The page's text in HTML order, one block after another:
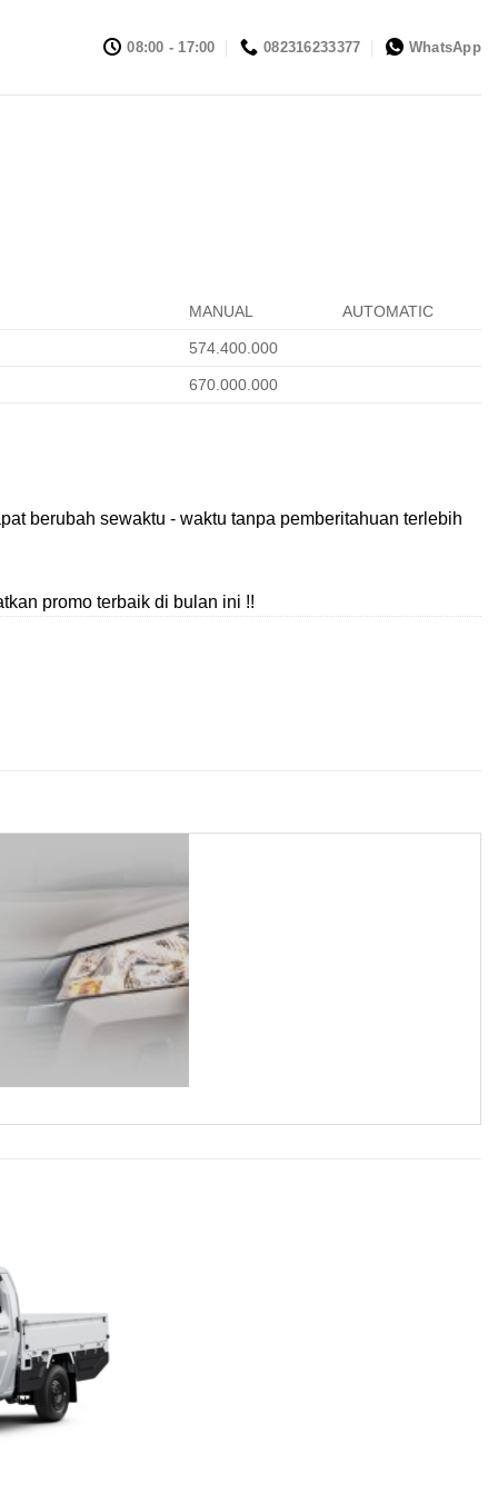
08:00 - 17:00 082316233377 WhatsApp
MANUAL AUTOMATIC
574.400.000
670.000.000
berubah sewaktu - waktu tanpa pemberitahuan terlebih
promo terbaik di bulan ini !!